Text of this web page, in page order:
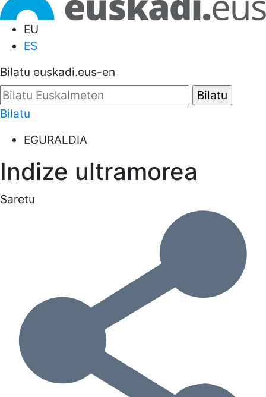
EU
ES
Bilatu euskadi.eus-en
Bilatu
EGURALDIA
Indize ultramorea
Saretu